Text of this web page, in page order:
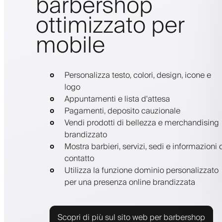
ottimizzato per
mobile
Personalizza testo, colori, design, icone e
logo
Appuntamenti e lista d'attesa
Pagamenti, deposito cauzionale
Vendi prodotti di bellezza e merchandising
brandizzato
Mostra barbieri, servizi, sedi e informazioni
contatto
Utilizza la funzione dominio personalizzato
per una presenza online brandizzata
Scopri di più sul sito web per barbershop